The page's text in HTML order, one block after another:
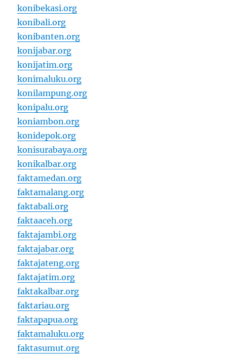
konibekasi.org
konibali.org
konibanten.org
konijabar.org
konijatim.org
konimaluku.org
konilampung.org
konipalu.org
koniambon.org
konidepok.org
konisurabaya.org
konikalbar.org
faktamedan.org
faktamalang.org
faktabali.org
faktaaceh.org
faktajambi.org
faktajabar.org
faktajateng.org
faktajatim.org
faktakalbar.org
faktariau.org
faktapapua.org
faktamaluku.org
faktasumut.org